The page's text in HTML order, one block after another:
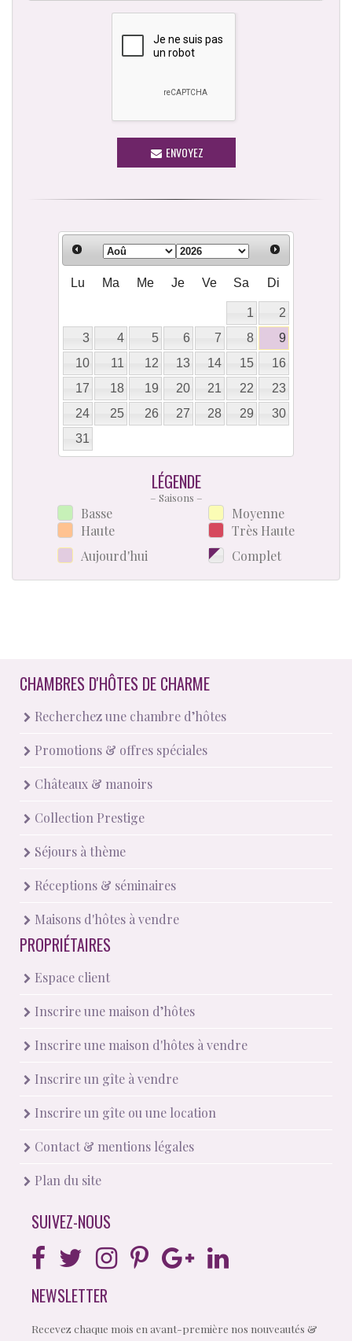
ENVOYEZ
Lu Ma Me Je Ve Sa Di
1
2
3
4 5 6 7 8
9
10
11 12 13 14 15
16
17
18 19 20 21 22
23
24
25 26 27 28 29
30
31
LÉGENDE
– Saisons –
Basse
Haute
Aujourd'hui
Moyenne
Très Haute
Complet
CHAMBRES D'HÔTES DE CHARME
Recherchez une chambre d’hôtes
Promotions & offres spéciales
Châteaux & manoirs
Collection Prestige
Séjours à thème
Réceptions & séminaires
Maisons d'hôtes à vendre
PROPRIÉTAIRES
Espace client
Inscrire une maison d’hôtes
Inscrire une maison d'hôtes à vendre
Inscrire un gîte à vendre
Inscrire un gîte ou une location
Contact & mentions légales
Plan du site
SUIVEZ-NOUS
NEWSLETTER
Recevez chaque mois en avant-première nos nouveautés &